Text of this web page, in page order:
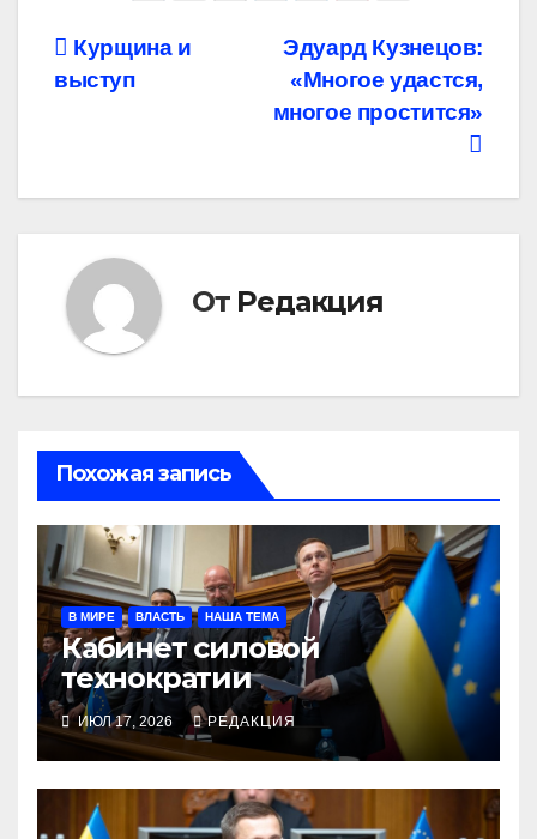
Навигация
Эдуард Кузнецов:
«Многое удастся,
многое простится»
Курщина и
выступ
От Редакция
Похожая запись
В МИРЕ ВЛАСТЬ НАША ТЕМА
Кабинет силовой
технократии
ИЮЛ 17, 2026 РЕДАКЦИЯ